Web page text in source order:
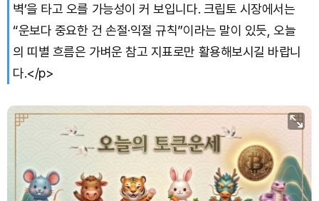
벽’을 타고 오를 가능성이 커 보입니다. 크립토 시장에서는
“운보다 중요한 건 손절·익절 규칙”이라는 말이 있듯, 오늘
의 띠별 흐름은 가벼운 참고 지표로만 활용해보시길 바랍니
다.</p>